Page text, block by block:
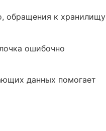
обращения к хранилищу
ошибочно
данных помогает